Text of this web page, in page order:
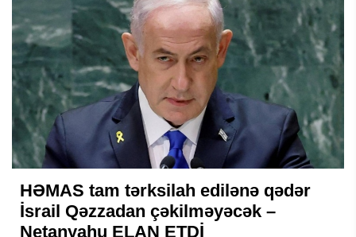
HƏMAS tam tərksilah edilənə qədər
İsrail Qəzzadan çəkilməyəcək –
Netanyahu ELAN ETDİ